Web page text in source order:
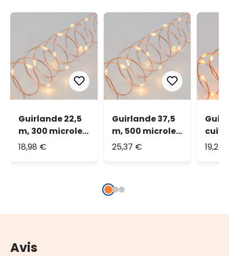
Guirlande 22,5
m, 300 microled
blanc chaud
18,98 €
Guirlande 37,5
m, 500 microled
blanc chaud
25,37 € 19,22
Avis